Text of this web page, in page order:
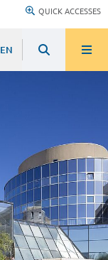
QUICK ACCESSES
EN